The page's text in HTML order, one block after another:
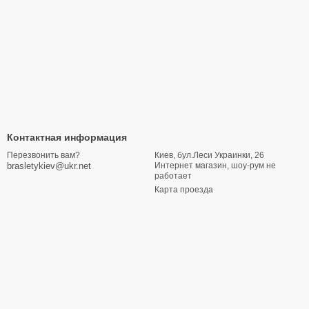
Контактная информация
Перезвонить вам?
brasletykiev@ukr.net
Киев, бул.Леси Украинки, 26
Интернет магазин, шоу-рум не
работает
Карта проезда